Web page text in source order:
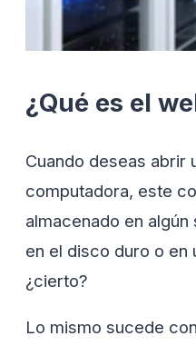
¿Qué es el
Cuando deseas abrir
computadora, este
almacenado en
en el disco duro o en
¿cierto?
Lo mismo sucede